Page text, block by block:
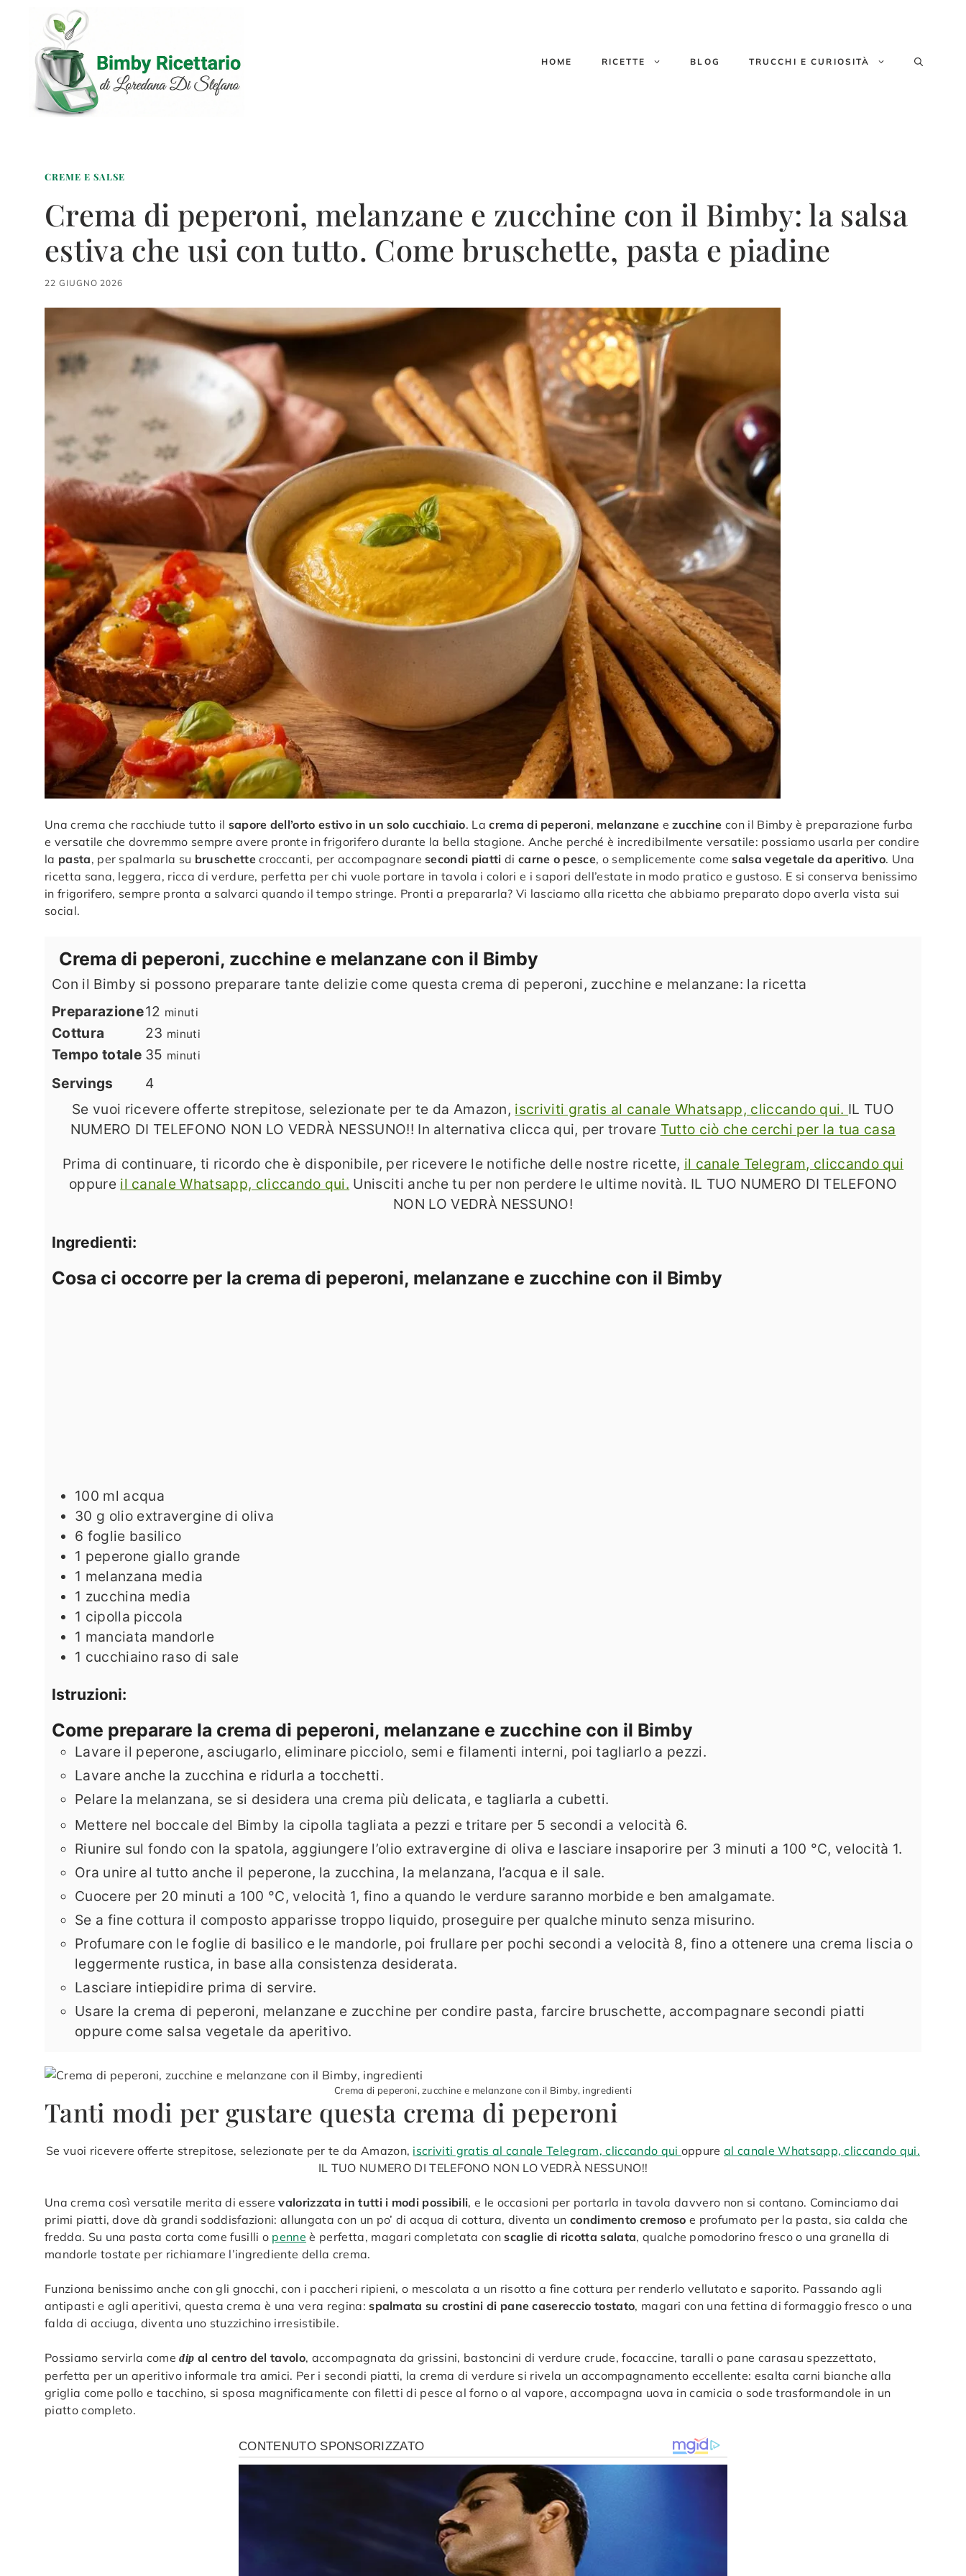
contenuto
HOME RICETTE BLOG TRUCCHI E CURIOSITÀ
CREME E SALSE
Crema di peperoni, melanzane e zucchine con il Bimby: la salsa
estiva che usi con tutto. Come bruschette, pasta e piadine
22 GIUGNO 2026
Una crema che racchiude tutto il sapore dell’orto estivo in un solo cucchiaio. Lacrema di peperoni, melanzane ezucchine con il Bimby è preparazione furba
e versatile che dovremmo sempre avere pronte in frigorifero durante la bella stagione. Anche perché è incredibilmente versatile: possiamo usarla per condire
la pasta, per spalmarla su bruschettecroccanti, per accompagnaresecondi piatti di carne o pesce, o semplicemente comesalsa vegetale da aperitivo. Una
ricetta sana, leggera, ricca di verdure, perfetta per chi vuole portare in tavola i colori e i sapori dell’estate in modo pratico e gustoso. E si conserva benissimo
in frigorifero, sempre pronta a salvarci quando il tempo stringe. Pronti a prepararla? Vi lasciamo alla ricetta che abbiamo preparato dopo averla vista sui
social.
Crema di peperoni, zucchine e melanzane con il Bimby
Con il Bimby si possono preparare tante delizie come questa crema di peperoni, zucchine e melanzane: la ricetta
Preparazione12 minuti
minuti
Cottura 23 minuti
minuti
Tempo totale 35 minuti
minuti
Servings
4
Se vuoi ricevere offerte strepitose, selezionate per te da Amazon, iscriviti gratis al canale Whatsapp, cliccando qui. IL TUO
NUMERO DI TELEFONO NON LO VEDRÀ NESSUNO!! In alternativa clicca qui, per trovare Tutto ciò che cerchi per la tua casa
Prima di continuare, ti ricordo che è disponibile, per ricevere le notifiche delle nostre ricette, il canale Telegram, cliccando qui
oppure il canale Whatsapp, cliccando qui. Unisciti anche tu per non perdere le ultime novità. IL TUO NUMERO DI TELEFONO
NON LO VEDRÀ NESSUNO!
Ingredienti:
Cosa ci occorre per la crema di peperoni, melanzane e zucchine con il Bimby
100 ml acqua
30 g olio extravergine di oliva
6 foglie basilico
1 peperone giallo grande
1 melanzana media
1 zucchina media
1 cipolla piccola
1 manciata mandorle
1 cucchiaino raso di sale
Istruzioni:
Come preparare la crema di peperoni, melanzane e zucchine con il Bimby
Lavare il peperone, asciugarlo, eliminare picciolo, semi e filamenti interni, poi tagliarlo a pezzi.
Lavare anche la zucchina e ridurla a tocchetti.
Pelare la melanzana, se si desidera una crema più delicata, e tagliarla a cubetti.
Mettere nel boccale del Bimby la cipolla tagliata a pezzi e tritare per 5 secondi a velocità 6.
Riunire sul fondo con la spatola, aggiungere l’olio extravergine di oliva e lasciare insaporire per 3 minuti a 100 °C, velocità 1.
Ora unire al tutto anche il peperone, la zucchina, la melanzana, l’acqua e il sale.
Cuocere per 20 minuti a 100 °C, velocità 1, fino a quando le verdure saranno morbide e ben amalgamate.
Se a fine cottura il composto apparisse troppo liquido, proseguire per qualche minuto senza misurino.
Profumare con le foglie di basilico e le mandorle, poi frullare per pochi secondi a velocità 8, fino a ottenere una crema liscia o
leggermente rustica, in base alla consistenza desiderata.
Lasciare intiepidire prima di servire.
Usare la crema di peperoni, melanzane e zucchine per condire pasta, farcire bruschette, accompagnare secondi piatti
oppure come salsa vegetale da aperitivo.
Crema di peperoni, zucchine e melanzane con il Bimby, ingredienti
Tanti modi per gustare questa crema di peperoni
Se vuoi ricevere offerte strepitose, selezionate per te da Amazon, iscriviti gratis al canale Telegram, cliccando qui oppureal canale Whatsapp, cliccando qui.
IL TUO NUMERO DI TELEFONO NON LO VEDRÀ NESSUNO!!
Una crema così versatile merita di esserevalorizzata in tutti i modi possibili, e le occasioni per portarla in tavola davvero non si contano. Cominciamo dai
primi piatti, dove dà grandi soddisfazioni: allungata con un po’ di acqua di cottura, diventa uncondimento cremoso e profumato per la pasta, sia calda che
fredda. Su una pasta corta come fusilli o penne è perfetta, magari completata conscaglie di ricotta salata, qualche pomodorino fresco o una granella di
mandorle tostate per richiamare l’ingrediente della crema.
Funziona benissimo anche con gli gnocchi, con i paccheri ripieni, o mescolata a un risotto a fine cottura per renderlo vellutato e saporito. Passando agli
antipasti e agli aperitivi, questa crema è una vera regina:spalmata su crostini di pane casereccio tostato, magari con una fettina di formaggio fresco o una
falda di acciuga, diventa uno stuzzichino irresistibile.
Possiamo servirla comedip al centro del tavolo, accompagnata da grissini, bastoncini di verdure crude, focaccine, taralli o pane carasau spezzettato,
perfetta per un aperitivo informale tra amici. Per i secondi piatti, la crema di verdure si rivela un accompagnamento eccellente: esalta carni bianche alla
griglia come pollo e tacchino, si sposa magnificamente con filetti di pesce al forno o al vapore, accompagna uova in camicia o sode trasformandole in un
piatto completo.